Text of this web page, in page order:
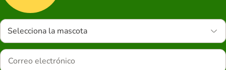
Selecciona la mascota